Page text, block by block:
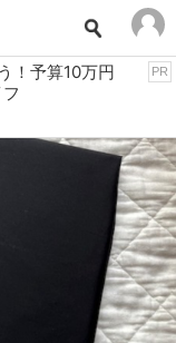
品
ビー
！予算10万円
PR